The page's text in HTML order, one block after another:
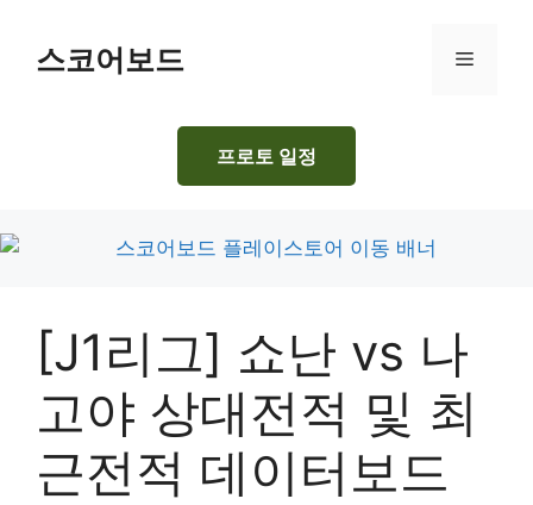
content스코어보드 Menu
프로토 일정
[J1리그] 쇼난 vs 나
고야 상대전적 및 최
근전적 데이터보드